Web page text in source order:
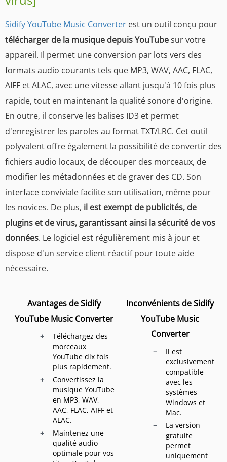
Sidify YouTube Music Converter est un outil conçu pour
télécharger de la musique depuis YouTubesur votre
appareil. Il permet une conversion par lots vers des
formats audio courants tels que MP3, WAV, AAC, FLAC,
AIFF et ALAC, avec une vitesse allant jusqu'à 10 fois plus
rapide, tout en maintenant la qualité sonore d'origine.
En outre, il conserve les balises ID3 et permet
d'enregistrer les paroles au format TXT/LRC. Cet outil
polyvalent offre également la possibilité de convertir des
fichiers audio locaux, de découper des morceaux, de
modifier les métadonnées et de graver des CD. Son
interface conviviale facilite son utilisation, même pour
les novices. De plus, il est exempt de publicités, de
plugins et de virus, garantissant ainsi la sécurité de vos
données. Le logiciel est régulièrement mis à jour et
dispose d'un service client réactif pour toute aide
nécessaire.
Avantages de Sidify
YouTube Music Converter
Téléchargez des
morceaux
YouTube dix fois
plus rapidement.
Convertissez la
musique YouTube
en MP3, WAV,
AAC, FLAC, AIFF et
ALAC.
Maintenez une
qualité audio
optimale pour vos
Inconvénients de Sidify
YouTube Music
Converter
Il est
exclusivement
compatible
avec les
systèmes
Windows et
Mac.
La version
gratuite
permet
uniquement